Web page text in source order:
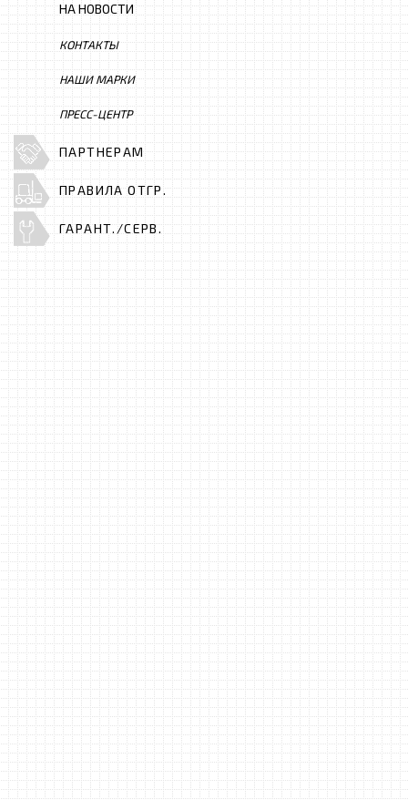
НА НОВОСТИ
КОНТАКТЫ
НАШИ МАРКИ
ПРЕСС-ЦЕНТР
ПАРТНЕРАМ
ПРАВИЛА ОТГР.
ГАРАНТ./СЕРВ.